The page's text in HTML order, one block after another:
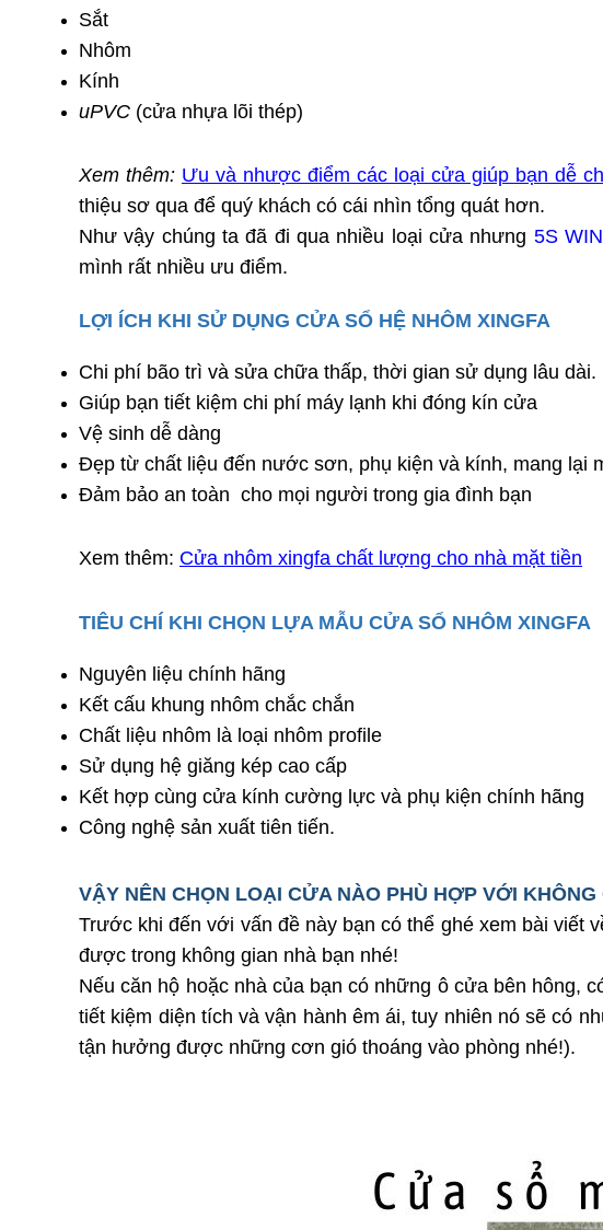
Sắt
Nhôm
Kính
uPVC (cửa nhựa lõi thép)
Xem thêm: Ưu và nhược điểm các loại cửa giúp bạn dễ
thiệu sơ qua để quý khách có cái nhìn tổng quát hơn.
Như vậy chúng ta đã đi qua nhiều loại cửa nhưng 5S
mình rất nhiều ưu điểm.
LỢI ÍCH KHI SỬ DỤNG CỬA SỔ HỆ NHÔM XINGFA
Chi phí bão trì và sửa chữa thấp, thời gian sử dụng lâu dài.
Giúp bạn tiết kiệm chi phí máy lạnh khi đóng kín cửa
Vệ sinh dễ dàng
Đẹp từ chất liệu đến nước sơn, phụ kiện và kính, mang lại
Đảm bảo an toàn cho mọi người trong gia đình bạn
Xem thêm: Cửa nhôm xingfa chất lượng cho nhà mặt tiền
TIÊU CHÍ KHI CHỌN LỰA MẪU CỬA SỔ NHÔM XINGFA
Nguyên liệu chính hãng
Kết cấu khung nhôm chắc chắn
Chất liệu nhôm là loại nhôm profile
Sử dụng hệ giăng kép cao cấp
Kết hợp cùng cửa kính cường lực và phụ kiện chính hãng
Công nghệ sản xuất tiên tiến.
VẬY NÊN CHỌN LOẠI CỬA NÀO PHÙ HỢP VỚI
Trước khi đến với vấn đề này bạn có thể ghé xem bài viết
được trong không gian nhà bạn nhé!
Nếu căn hộ hoặc nhà của bạn có những ô cửa bên hông,
tiết kiệm diện tích và vận hành êm ái, tuy nhiên nó sẽ có
tận hưởng được những cơn gió thoáng vào phòng nhé!).